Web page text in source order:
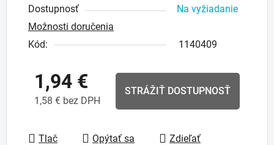
Dostupnosť
Na vyžiadanie
Možnosti doručenia
Kód:
1140409
1,94 €
1,58 € bez DPH
STRÁŽIŤ DOSTUPNOSŤ
Tlač Opýtať sa Zdieľať